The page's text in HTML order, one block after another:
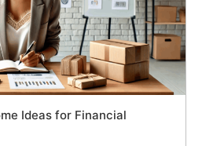
Ideas for Financial